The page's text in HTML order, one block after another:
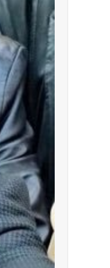
أخبار صيدا
أخبار لبنان
أخبار لبنان
أخبار لبنان
أخبار لبنان
أخبار لبنان